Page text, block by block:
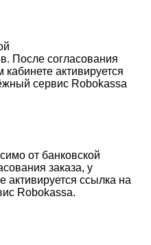
После согласования
кабинете активируется
сервис Robokassa
от банковской
заказа, у
активируется ссылка на
Robokassa.